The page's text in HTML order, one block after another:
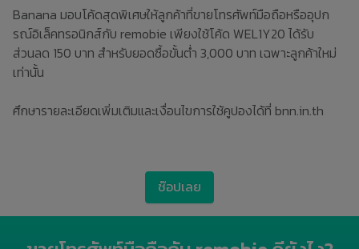
Banana มอบโค้ดสุดพิเศษให้ลูกค้าที่ขายโทรศัพท์มือถือหรืออุปก
รณ์อิเล็คทรอนิกส์กับ remobie เพียงใช้โค้ด WEL1Y20 ได้รับ
ส่วนลด 150 บาท สำหรับยอดซื้อขั้นต่ำ 3,000 บาท เฉพาะลูกค้าใหม่
เท่านั้น
ศึกษารายละเอียดเพิ่มเติมและเงื่อนไขการใช้คูปองได้ที่ bnn.in.th
ช๊อปเลย